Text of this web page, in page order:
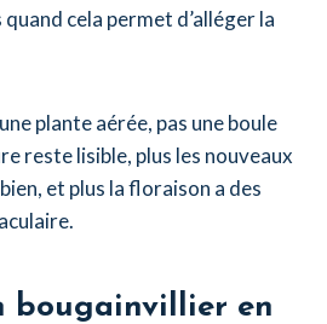
cela permet d’alléger la
plante aérée, pas une boule
reste lisible, plus les nouveaux
et plus la floraison a des
bougainvillier en